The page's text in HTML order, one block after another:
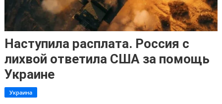
Наступила расплата. Россия с
лихвой ответила США за помощь
Украине
Украина